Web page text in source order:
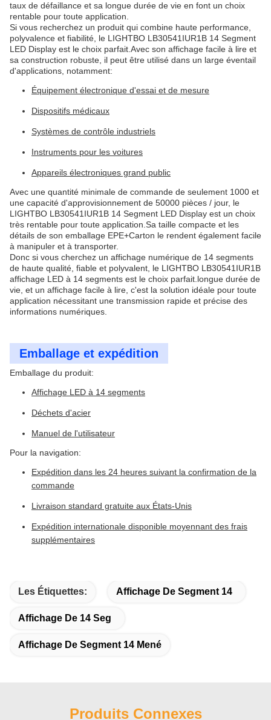
taux de défaillance et sa longue durée de vie en font un choix
rentable pour toute application.
Si vous recherchez un produit qui combine haute performance,
polyvalence et fiabilité, le LIGHTBO LB30541IUR1B 14 Segment
LED Display est le choix parfait.Avec son affichage facile à lire et
sa construction robuste, il peut être utilisé dans un large éventail
d'applications, notamment:
Équipement électronique d'essai et de mesure
Dispositifs médicaux
Systèmes de contrôle industriels
Instruments pour les voitures
Appareils électroniques grand public
Avec une quantité minimale de commande de seulement 1000 et
une capacité d'approvisionnement de 50000 pièces / jour, le
LIGHTBO LB30541IUR1B 14 Segment LED Display est un choix
très rentable pour toute application.Sa taille compacte et les
détails de son emballage EPE+Carton le rendent également facile
à manipuler et à transporter.
Donc si vous cherchez un affichage numérique de 14 segments
de haute qualité, fiable et polyvalent, le LIGHTBO LB30541IUR1B
affichage LED à 14 segments est le choix parfait.longue durée de
vie, et un affichage facile à lire, c'est la solution idéale pour toute
application nécessitant une transmission rapide et précise des
informations numériques.
Emballage et expédition
Emballage du produit:
Affichage LED à 14 segments
Déchets d'acier
Manuel de l'utilisateur
Pour la navigation:
Expédition dans les 24 heures suivant la confirmation de la
commande
Livraison standard gratuite aux États-Unis
Expédition internationale disponible moyennant des frais
supplémentaires
Les Étiquettes: Affichage De Segment 14
Affichage De 14 Seg
Affichage De Segment 14 Mené
Produits Connexes